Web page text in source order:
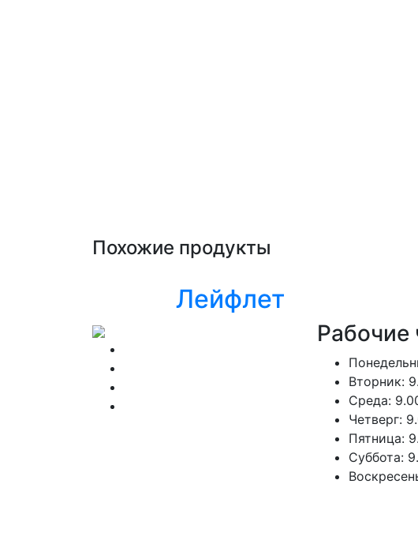
Похожие продукты
Лейфлет
Рабочие
Вторник:
Среда:
Четверг:
Пятница:
Суббота: